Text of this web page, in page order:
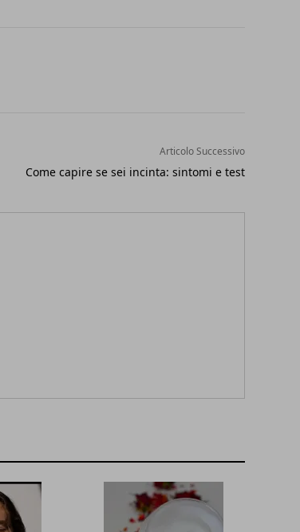
Articolo Successivo
Come capire se sei incinta: sintomi e test